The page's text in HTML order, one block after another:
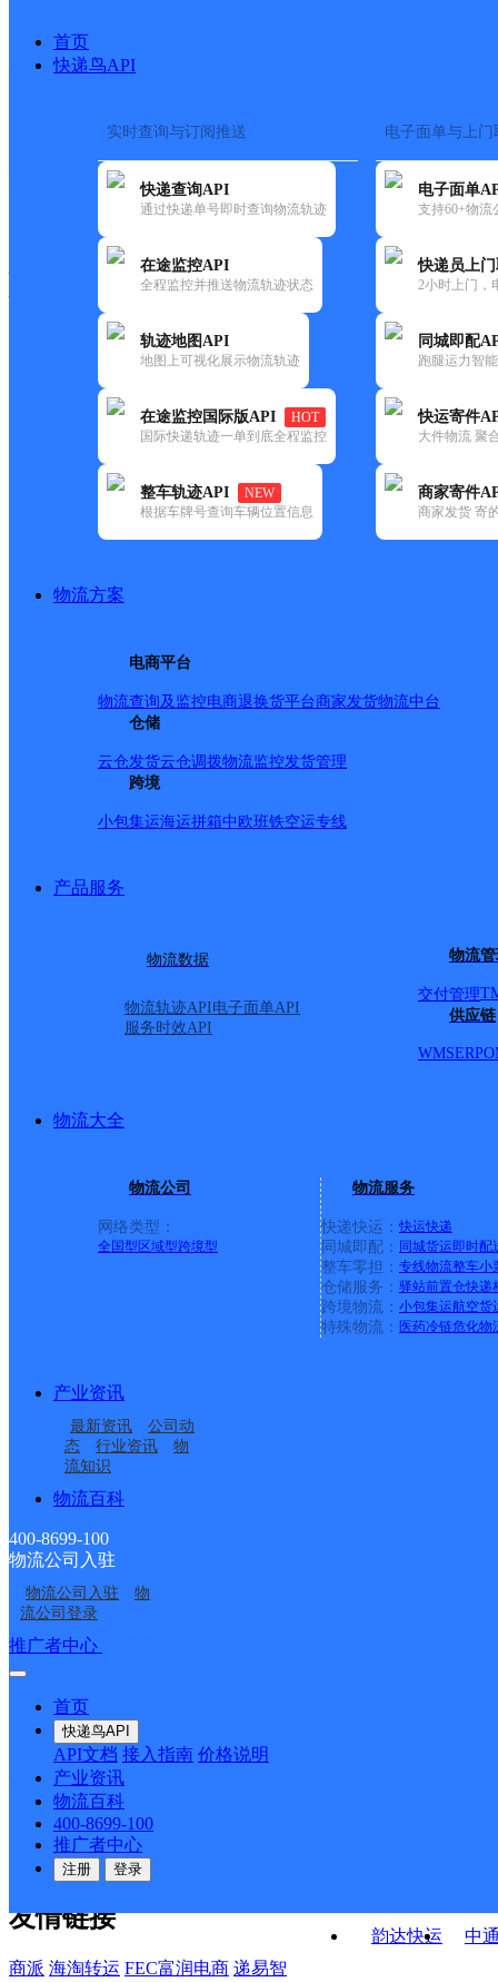
首页
快递鸟API
实时查询与订阅推送
快递查询API
通过快递单号即时查询物流轨迹
在途监控API
全程监控并推送物流轨迹状态
轨迹地图API
地图上可视化展示物流轨迹
在途监控国际版API
HOT
国际快递轨迹一单到底全程监控
整车轨迹API
NEW
根据车牌号查询车辆位置信息
电子面单与上门
电子面单
支持60+物流
快递员上
2小时上门，
同城即配
跑腿运力智
快运寄件
大件物流 聚
商家寄件
商家发货 寄
物流方案
电商平台
物流查询及监控电商退换货平台商家发货物流中台
仓储
云仓发货云仓调拨物流监控发货管理
跨境
小包集运海运拼箱中欧班铁空运专线
产品服务
物流数据
物流轨迹API电子面单API
服务时效API
物流
交付管理
供应链
WMSERP
物流大全
物流公司
网络类型：
全国型 区域型跨境型
物流服务
快递快运： 快运快递
同城即配： 同城货运即时配
整车零担： 专线物流整车小
仓储服务： 驿站前置仓快递
跨境物流： 小包集运航空货
特殊物流： 医药冷链危化物
产业资讯
最新资讯
公司动
态
行业资讯
物
流知识
物流百科
400-8699-100
物流公司入驻
物流公司入驻
物
流公司登录
推广者中心
首页
快递鸟API
API文档 接入指南 价格说明
产业资讯
物流百科
400-8699-100
推广者中心
注册 登录
快运大全 快递时效
邮政
芒棒邮政所
更新时间：2021-12-03 00:00:00
所属快递：邮政国内
所属区域：云南省-保山市-腾冲市
网点地址：芒棒乡街子(距离金融网点100米)
网点负责人：
中国邮政集团有限公司新疆维吾尔自治区叶城县
部
云南腾冲县公司观音塘
分部
云南腾冲县公司大商汇
分部
云南腾冲县公司热海路
分部
云南腾冲县公司步行街
分部
云南腾冲县公司曲石镇
分部
云南腾冲县公司界头镇
韵达快运
中
接口API
API接口 DEMO下载
关于我们
公司介绍 企业动态
合作伙伴 快递鸟接口服务协议
户隐私政策
友情链接
商派 海淘转运 FEC富润电商 递易智